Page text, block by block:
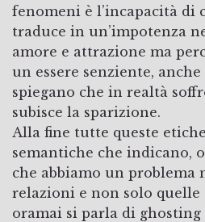
fenomeni è l’incapacità di
traduce in un’impotenza
amore e attrazione ma
un essere senziente,
spiegano che in realtà
subisce la sparizione.
Alla fine tutte queste
semantiche che indicano,
che abbiamo un problema
relazioni e non solo
oramai si parla di